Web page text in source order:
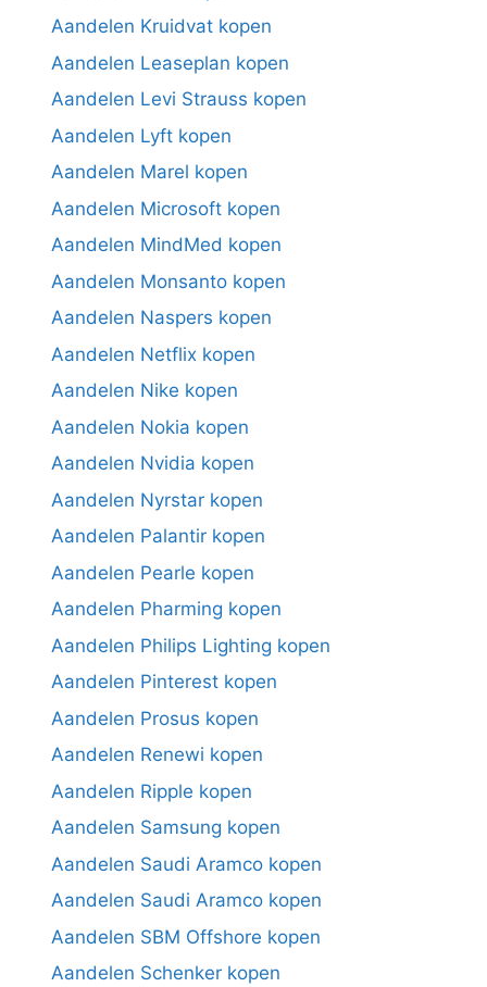
Aandelen Kruidvat kopen
Aandelen Leaseplan kopen
Aandelen Levi Strauss kopen
Aandelen Lyft kopen
Aandelen Marel kopen
Aandelen Microsoft kopen
Aandelen MindMed kopen
Aandelen Monsanto kopen
Aandelen Naspers kopen
Aandelen Netflix kopen
Aandelen Nike kopen
Aandelen Nokia kopen
Aandelen Nvidia kopen
Aandelen Nyrstar kopen
Aandelen Palantir kopen
Aandelen Pearle kopen
Aandelen Pharming kopen
Aandelen Philips Lighting kopen
Aandelen Pinterest kopen
Aandelen Prosus kopen
Aandelen Renewi kopen
Aandelen Ripple kopen
Aandelen Samsung kopen
Aandelen Saudi Aramco kopen
Aandelen Saudi Aramco kopen
Aandelen SBM Offshore kopen
Aandelen Schenker kopen